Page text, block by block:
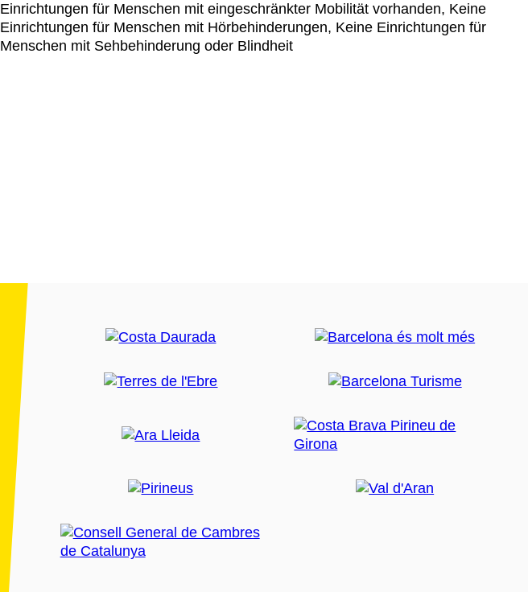
Einrichtungen für Menschen mit eingeschränkter Mobilität vorhanden, Keine
Einrichtungen für Menschen mit Hörbehinderungen, Keine Einrichtungen für
Menschen mit Sehbehinderung oder Blindheit